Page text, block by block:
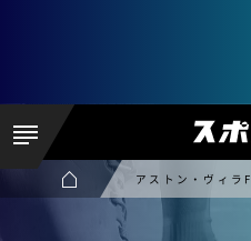
アストン・ヴィラ